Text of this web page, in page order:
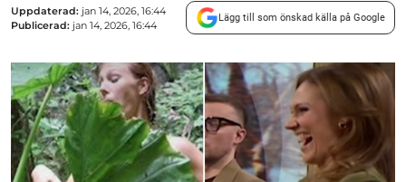
Uppdaterad: jan 14, 2026, 16:44
Publicerad: jan 14, 2026, 16:44
Lägg till som önskad källa på Google